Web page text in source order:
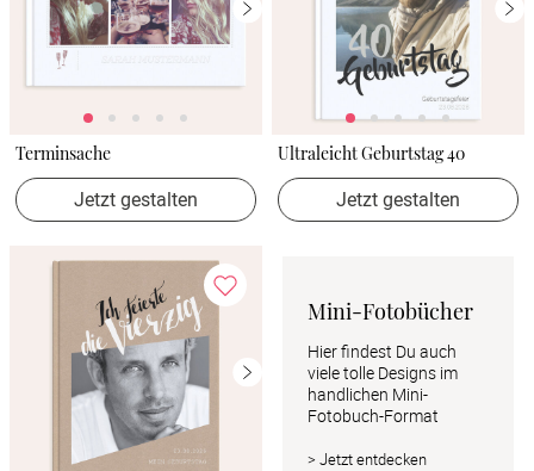
Terminsache
Jetzt gestalten
Ultraleicht Geburtstag 40
Jetzt gestalten
Mini-Fotobücher
Hier findest Du auch
viele tolle Designs im
handlichen Mini-
Fotobuch-Format
> Jetzt entdecken